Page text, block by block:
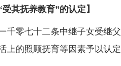
其抚养教育”的认定】
零七十二条中继子女受继父
上的照顾抚育等因素予以认